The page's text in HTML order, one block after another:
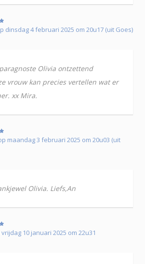
dinsdag 4 februari 2025 om 20u17 (uit Goes)
Olivia ontzettend
vrouw kan precies vertellen wat er
xx Mira.
maandag 3 februari 2025 om 20u03 (uit
Olivia. Liefs,An
vrijdag 10 januari 2025 om 22u31